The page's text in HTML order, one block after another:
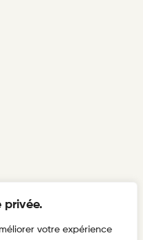
privée.
votre expérience